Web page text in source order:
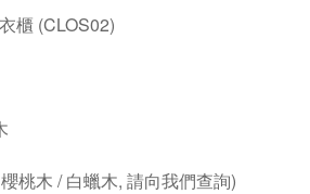
櫃 (CLOS02)
桃木 / 白蠟木, 請向我們查詢)